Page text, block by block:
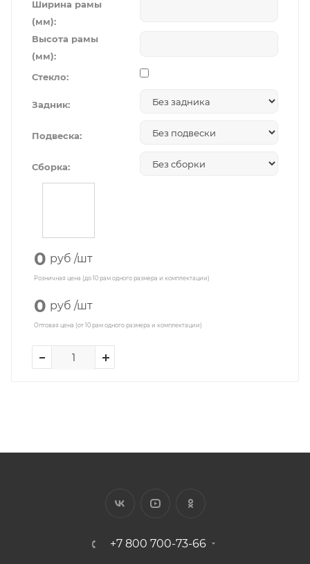
Ширина рамы
(мм):
Высота рамы
(мм):
Стекло:
Задник:
Подвеска:
Сборка:
0 руб /шт
Розничная цена (до 10 рам одного размера и комплектации)
0 руб /шт
Оптовая цена (от 10 рам одного размера и комплектации)
+7 800 700-73-66